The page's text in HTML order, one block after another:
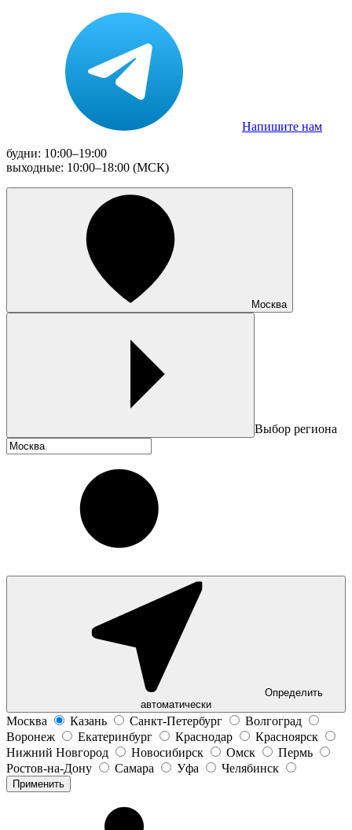
Напишите нам
будни: 10:00–19:00
выходные: 10:00–18:00 (МСК)
Москва
Выбор региона
Определить
автоматически
Москва Казань Санкт-Петербург
Волгоград
Воронеж
Екатеринбург Краснодар
Красноярск
Нижний Новгород
Новосибирск Омск
Пермь
Ростов-на-Дону
Самара Уфа Челябинск
Применить